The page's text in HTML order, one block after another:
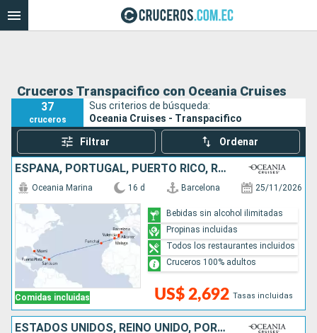
Cruceros Transpacifico con Oceania Cruises
37
cruceros
Sus criterios de búsqueda:
Oceania Cruises - Transpacifico
Filtrar Ordenar
ESPAÑA, PORTUGAL, PUERTO RICO, REPÚBLICA DOMINICANA, ESTADOS UNIDOS
Comidas incluidas
Oceania Marina 16 d Barcelona 25/11/2026
US$ 2,692 Tasas incluidas
Bebidas sin alcohol ilimitadas
Propinas incluidas
Todos los restaurantes incluidos
Cruceros 100% adultos
ESTADOS UNIDOS, REINO UNIDO, PORTUGAL